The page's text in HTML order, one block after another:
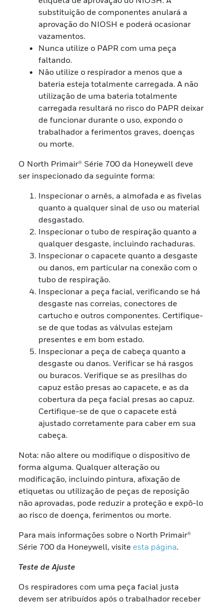
substituição de componentes anulará a
aprovação do NIOSH e poderá ocasionar
vazamentos.
Nunca utilize o PAPR com uma peça
faltando.
Não utilize o respirador a menos que a
bateria esteja totalmente carregada. A não
utilização de uma bateria totalmente
carregada resultará no risco do PAPR deixar
de funcionar durante o uso, expondo o
trabalhador a ferimentos graves, doenças
ou morte.
O North Primair® Série 700 da Honeywell deve
ser inspecionado da seguinte forma:
Inspecionar o arnês, a almofada e as fivelas
quanto a qualquer sinal de uso ou material
desgastado.
Inspecionar o tubo de respiração quanto a
qualquer desgaste, incluindo rachaduras.
Inspecionar o capacete quanto a desgaste
ou danos, em particular na conexão com o
tubo de respiração.
Inspecionar a peça facial, verificando se há
desgaste nas correias, conectores de
cartucho e outros componentes. Certifique-
se de que todas as válvulas estejam
presentes e em bom estado.
Inspecionar a peça de cabeça quanto a
desgaste ou danos. Verificar se há rasgos
ou buracos. Verifique se as presilhas do
capuz estão presas ao capacete, e as da
cobertura da peça facial presas ao capuz.
Certifique-se de que o capacete está
ajustado corretamente para caber em sua
cabeça.
Nota: não altere ou modifique o dispositivo de
forma alguma. Qualquer alteração ou
modificação, incluindo pintura, afixação de
etiquetas ou utilização de peças de reposição
não aprovadas, pode reduzir a proteção e expô-lo
ao risco de doença, ferimentos ou morte.
Para mais informações sobre o North Primair®
Série 700 da Honeywell, visite esta página.
Teste de Ajuste
Os respiradores com uma peça facial justa
devem ser atribuídos após o trabalhador receber